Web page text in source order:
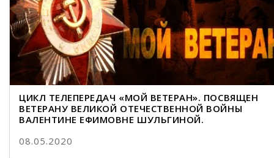
ЦИКЛ ТЕЛЕПЕРЕДАЧ «МОЙ ВЕТЕРАН». ПОСВЯЩЕН
ВЕТЕРАНУ ВЕЛИКОЙ ОТЕЧЕСТВЕННОЙ ВОЙНЫ
ВАЛЕНТИНЕ ЕФИМОВНЕ ШУЛЬГИНОЙ.
08.05.2020